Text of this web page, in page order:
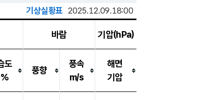
기상실황표 2025.12.09.18:00
바람 기압(hPa)
도
%
풍향
풍속
m/s
해면
기압